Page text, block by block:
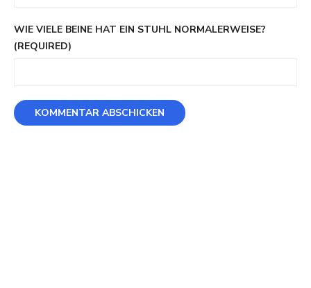
WIE VIELE BEINE HAT EIN STUHL NORMALERWEISE?
(REQUIRED)